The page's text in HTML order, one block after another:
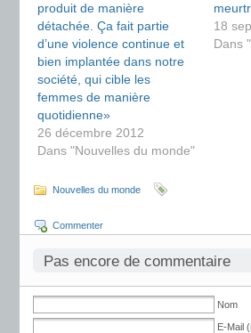
produit de manière
détachée. Ça fait partie
d’une violence continue et
bien implantée dans notre
société, qui cible les
femmes de manière
quotidienne»
26 décembre 2012
Dans "Nouvelles du monde"
18
Dans
Nouvelles du monde
Commenter
Pas encore de commentaire
Nom
E-Mail